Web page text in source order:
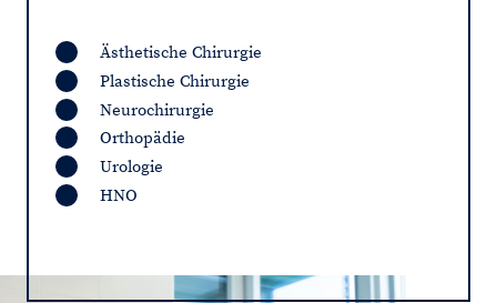
Ästhetische Chirurgie
Plastische Chirurgie
Neurochirurgie
Orthopädie
Urologie
HNO